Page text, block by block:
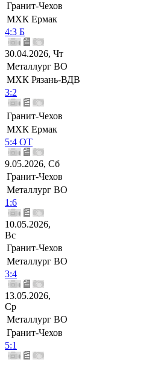
Гранит-Чехов
МХК Ермак
4:3 Б
30.04.2026, Чт
Металлург ВО
МХК Рязань-ВДВ
3:2
Гранит-Чехов
МХК Ермак
5:4 ОТ
9.05.2026, Сб
Гранит-Чехов
Металлург ВО
1:6
10.05.2026,
Вс
Гранит-Чехов
Металлург ВО
3:4
13.05.2026,
Ср
Металлург ВО
Гранит-Чехов
5:1